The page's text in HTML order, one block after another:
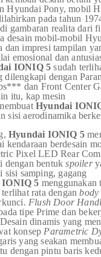
Hyundai Pony, mobil
pada tahun
gambaran realita dari
desain mobil-mobil
dan impresi tampilan
emosional dan
IONIQ 5 sudah
dilengkapi dengan
dan Front Center
itu, kap mesin
Hyundai
sisi aerodinamika
Hyundai IONIQ 5
kendaraan berdesain
Pixel LED Rear
dengan bentukspoiler
sisi samping, gagang
IONIQ 5
terlihat rata denganbody
Flush Door
tipe Prime dan
dinamis yang
konsep Parametric
yang seakan
dengan pintu baris